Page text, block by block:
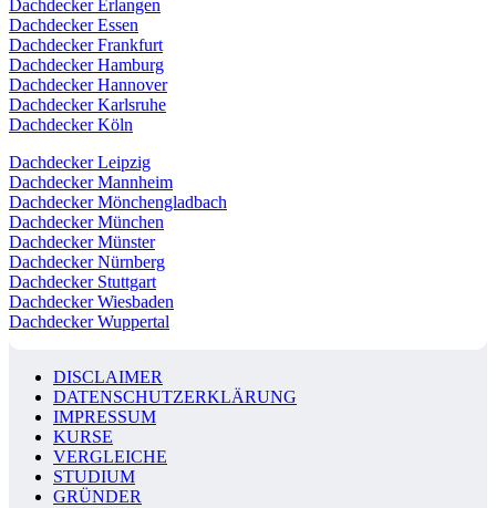
Dachdecker Erlangen
Dachdecker Essen
Dachdecker Frankfurt
Dachdecker Hamburg
Dachdecker Hannover
Dachdecker Karlsruhe
Dachdecker Köln
Dachdecker Leipzig
Dachdecker Mannheim
Dachdecker Mönchengladbach
Dachdecker München
Dachdecker Münster
Dachdecker Nürnberg
Dachdecker Stuttgart
Dachdecker Wiesbaden
Dachdecker Wuppertal
DISCLAIMER
DATENSCHUTZERKLÄRUNG
IMPRESSUM
KURSE
VERGLEICHE
STUDIUM
GRÜNDER